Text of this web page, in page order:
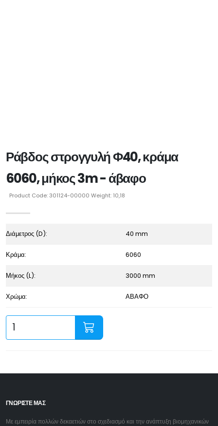
Ράβδος στρογγυλή Φ40, κράμα
6060, μήκος 3m - άβαφο
Product Code: 301124-00000 Weight: 10,18
Διάμετρος (D): 40 mm
Κράμα: 6060
Μήκος (L): 3000 mm
Χρώμα: ΑΒΑΦΟ
ΓΝΩΡΙΣΤΕ ΜΑΣ
Με εμπειρία πολλών δεκαετιών στο σχεδιασμό και την ανάπτυξη βιομηχανικών